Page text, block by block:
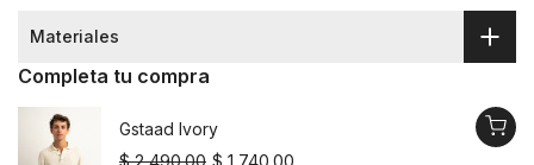
Materiales
Completa tu compra
Gstaad Ivory
$ 2,490.00 $ 1,740.00